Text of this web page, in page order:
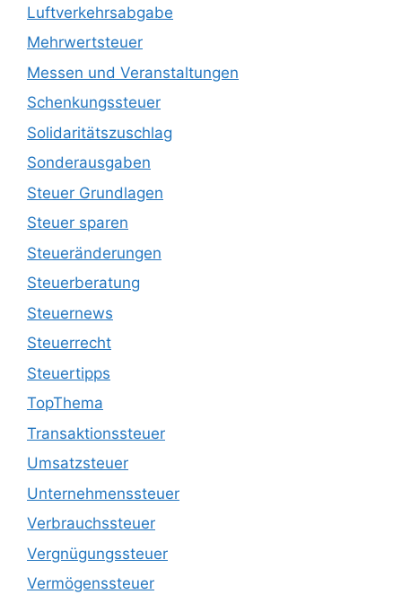
Luftverkehrsabgabe
Mehrwertsteuer
Messen und Veranstaltungen
Schenkungssteuer
Solidaritätszuschlag
Sonderausgaben
Steuer Grundlagen
Steuer sparen
Steueränderungen
Steuerberatung
Steuernews
Steuerrecht
Steuertipps
TopThema
Transaktionssteuer
Umsatzsteuer
Unternehmenssteuer
Verbrauchssteuer
Vergnügungssteuer
Vermögenssteuer